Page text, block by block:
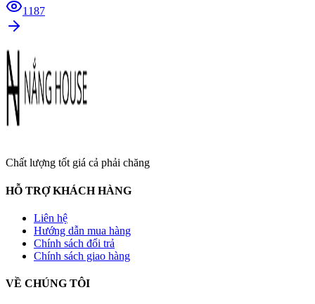
1187
Chất lượng tốt giá cả phải chăng
HỖ TRỢ KHÁCH HÀNG
Liên hệ
Hướng dẫn mua hàng
Chính sách đổi trả
Chính sách giao hàng
VỀ CHÚNG TÔI